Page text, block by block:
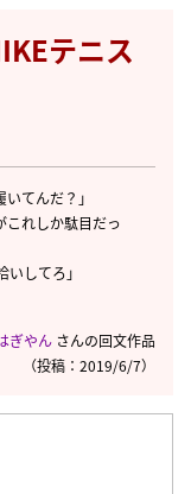
テニス
てんだ？」
これしか駄目だっ
いしてろ」
ぎやん さんの回文作品
（投稿：2019/6/7）